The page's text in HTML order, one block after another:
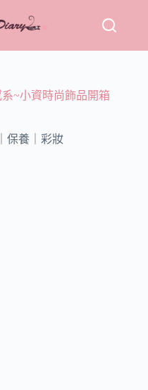
~小資時尚飾品開箱
保養｜彩妝